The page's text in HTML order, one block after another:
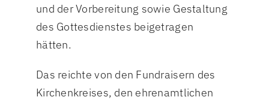
und der Vorbereitung sowie Gestaltung
des Gottesdienstes beigetragen
hätten.
Das reichte von den Fundraisern des
Kirchenkreises, den ehrenamtlichen